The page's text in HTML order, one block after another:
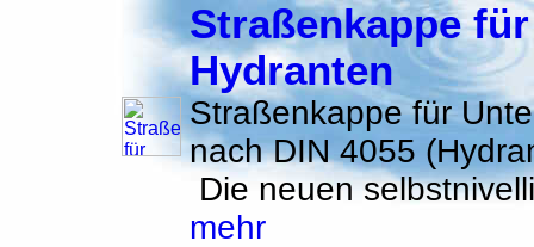
Straßenkappe für
Hydranten
Straßenkappe für
nach DIN 4055
Die neuen
mehr